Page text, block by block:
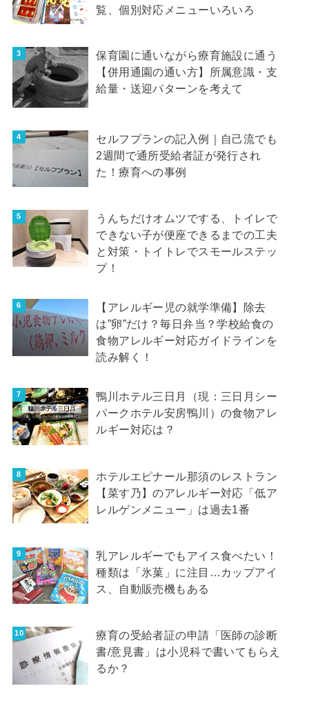
覧、個別対応メニューいろいろ
保育園に通いながら療育施設に通う
【併用通園の通い方】所属意識・支
給量・送迎パターンを考えて
セルフプランの記入例｜自己流でも
2週間で通所受給者証が発行され
た！療育への事例
うんちだけオムツでする、トイレで
できない子が便座できるまでの工夫
と対策・トイトレでスモールステッ
プ！
【アレルギー児の就学準備】除去
は”卵”だけ？毎日弁当？学校給食の
食物アレルギー対応ガイドラインを
読み解く！
鴨川ホテル三日月（現：三日月シー
パークホテル安房鴨川）の食物アレ
ルギー対応は？
ホテルエピナール那須のレストラン
【菜す乃】のアレルギー対応「低ア
レルゲンメニュー」は過去1番
乳アレルギーでもアイス食べたい！
種類は「氷菓」に注目…カップアイ
ス、自動販売機もある
療育の受給者証の申請「医師の診断
書/意見書」は小児科で書いてもらえ
るか？